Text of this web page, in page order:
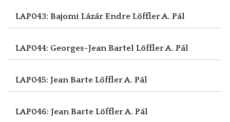
LAP043: Bajomi Lázár Endre Löffler A. Pál
LAP044: Georges-Jean Bartel Löffler A. Pál
LAP045: Jean Barte Löffler A. Pál
LAP046: Jean Barte Löffler A. Pál